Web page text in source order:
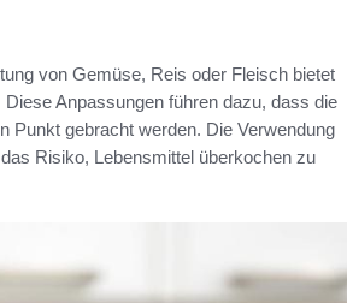
von Gemüse, Reis oder Fleisch bietet
Anpassungen führen dazu, dass die
Punkt gebracht werden. Die Verwendung
Risiko, Lebensmittel überkochen zu